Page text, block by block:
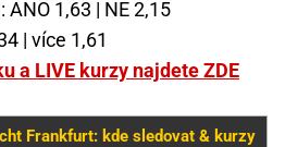
: ANO 1,63 | NE 2,15
| více 1,61
a LIVE kurzy najdete ZDE
Frankfurt: kde sledovat & kurzy